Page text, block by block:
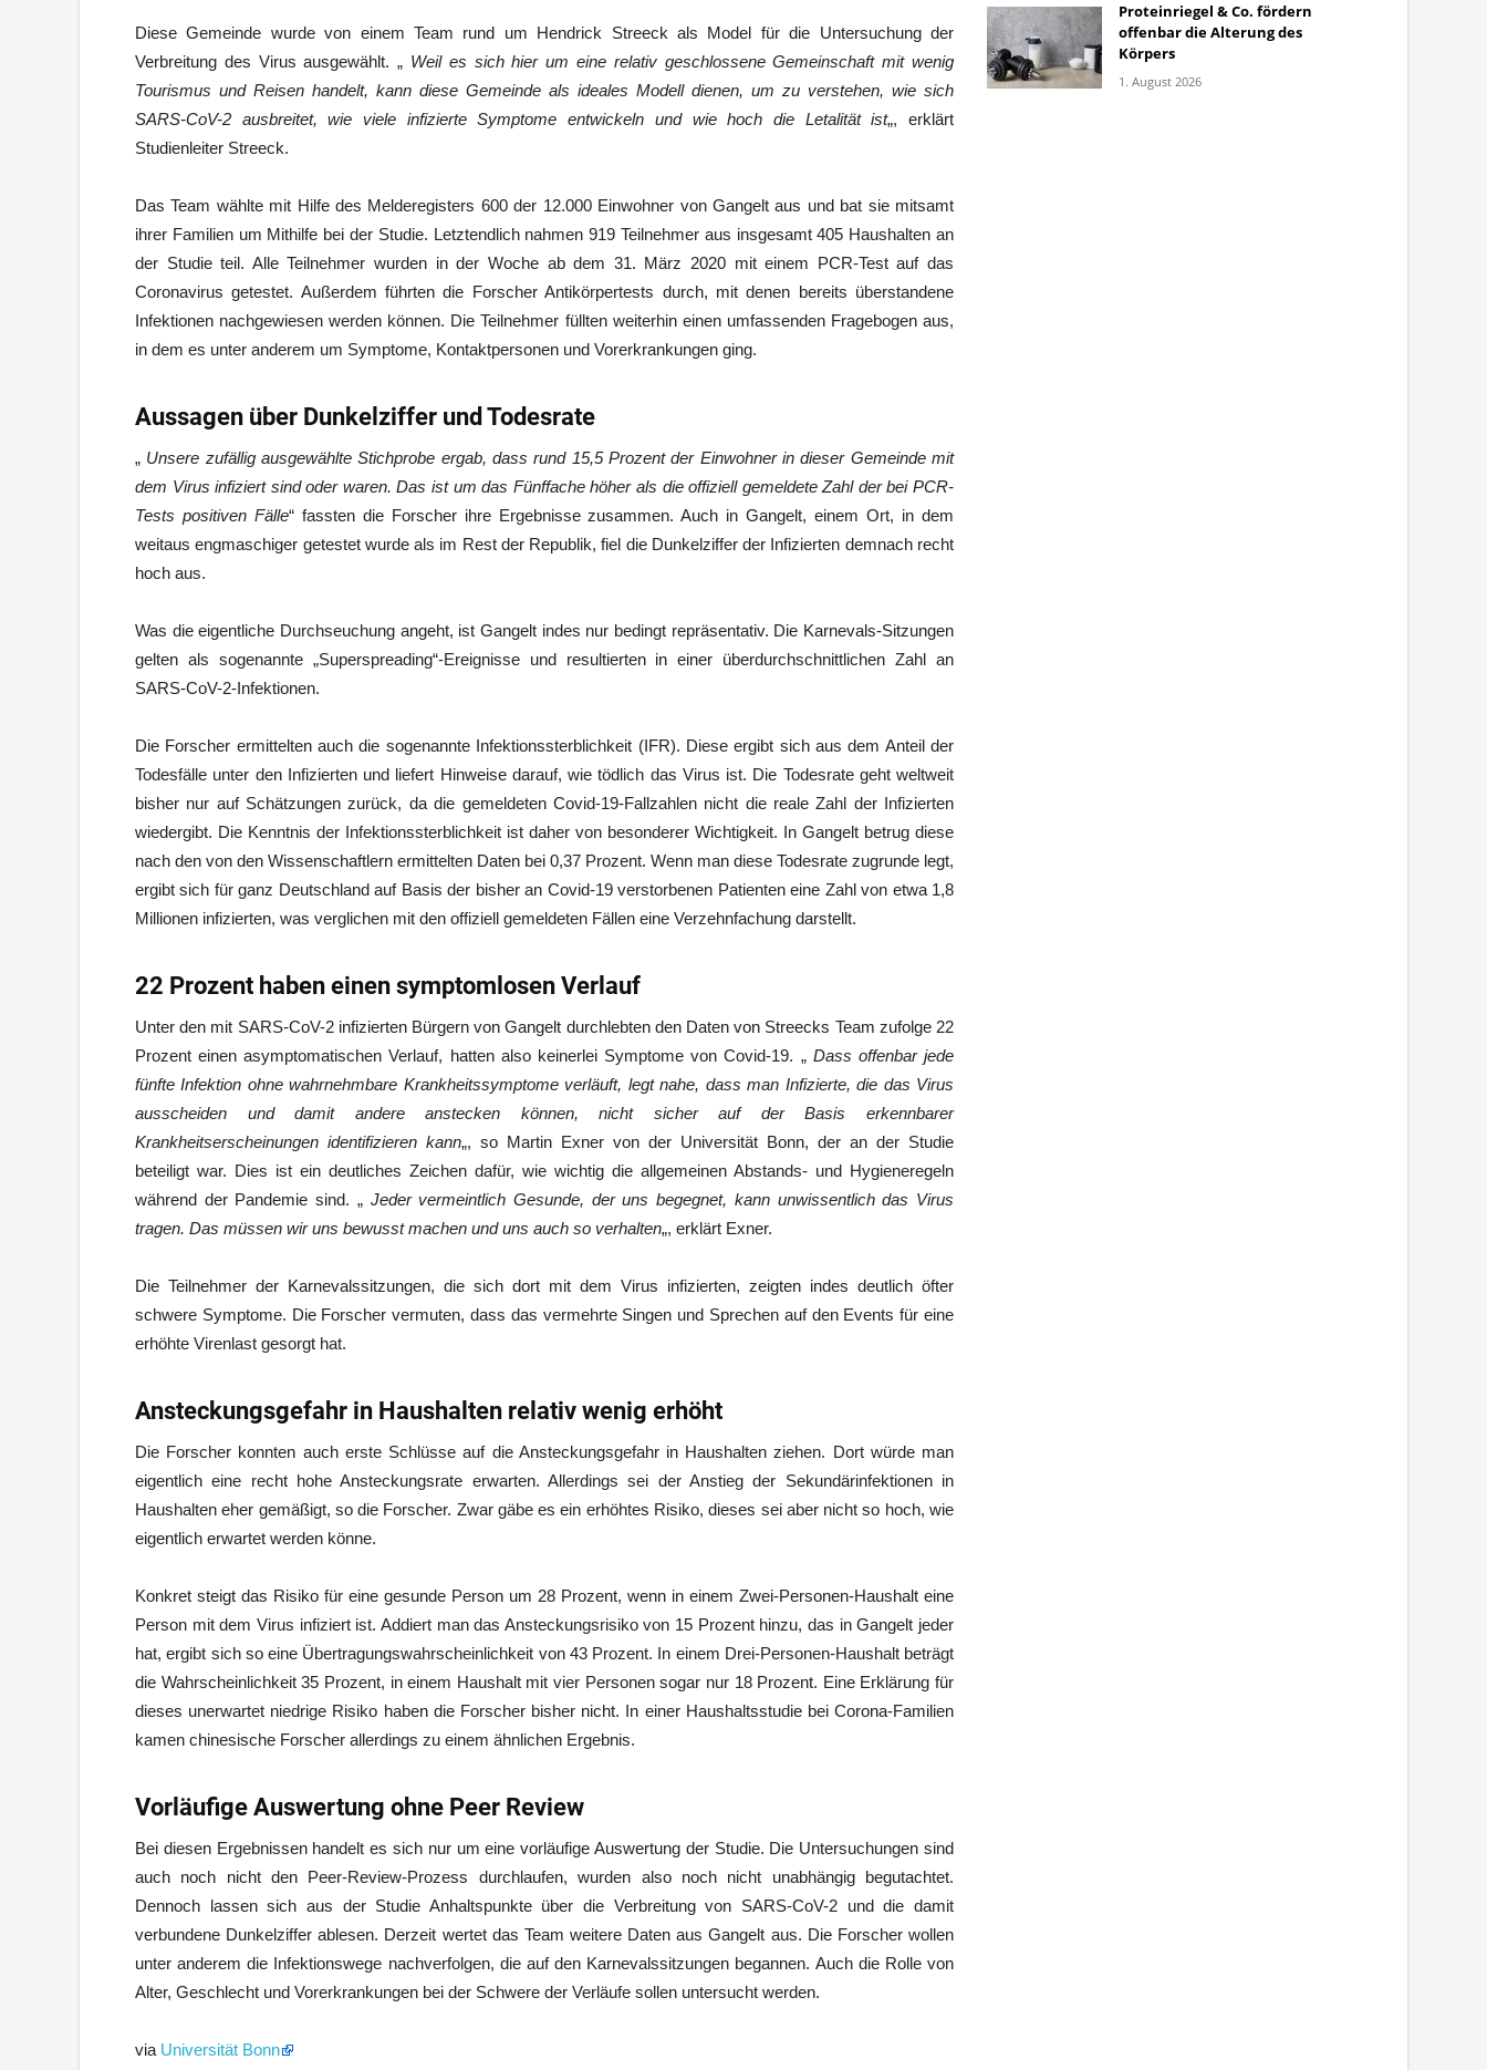
Diese Gemeinde wurde von einem Team rund um Hendrick Streeck als Model für die Untersuchung der
Verbreitung des Virus ausgewählt. „ Weil es sich hier um eine relativ geschlossene Gemeinschaft mit wenig
Tourismus und Reisen handelt, kann diese Gemeinde als ideales Modell dienen, um zu verstehen, wie sich
SARS-CoV-2 ausbreitet, wie viele infizierte Symptome entwickeln und wie hoch die Letalität ist„, erklärt
Studienleiter Streeck.
Das Team wählte mit Hilfe des Melderegisters 600 der 12.000 Einwohner von Gangelt aus und bat sie mitsamt
ihrer Familien um Mithilfe bei der Studie. Letztendlich nahmen 919 Teilnehmer aus insgesamt 405 Haushalten an
der Studie teil. Alle Teilnehmer wurden in der Woche ab dem 31. März 2020 mit einem PCR-Test auf das
Coronavirus getestet. Außerdem führten die Forscher Antikörpertests durch, mit denen bereits überstandene
Infektionen nachgewiesen werden können. Die Teilnehmer füllten weiterhin einen umfassenden Fragebogen aus,
in dem es unter anderem um Symptome, Kontaktpersonen und Vorerkrankungen ging.
Aussagen über Dunkelziffer und Todesrate
„ Unsere zufällig ausgewählte Stichprobe ergab, dass rund 15,5 Prozent der Einwohner in dieser Gemeinde mit
dem Virus infiziert sind oder waren. Das ist um das Fünffache höher als die offiziell gemeldete Zahl der bei PCR-
Tests positiven Fälle“ fassten die Forscher ihre Ergebnisse zusammen. Auch in Gangelt, einem Ort, in dem
weitaus engmaschiger getestet wurde als im Rest der Republik, fiel die Dunkelziffer der Infizierten demnach recht
hoch aus.
Was die eigentliche Durchseuchung angeht, ist Gangelt indes nur bedingt repräsentativ. Die Karnevals-Sitzungen
gelten als sogenannte „Superspreading“-Ereignisse und resultierten in einer überdurchschnittlichen Zahl an
SARS-CoV-2-Infektionen.
Die Forscher ermittelten auch die sogenannte Infektionssterblichkeit (IFR). Diese ergibt sich aus dem Anteil der
Todesfälle unter den Infizierten und liefert Hinweise darauf, wie tödlich das Virus ist. Die Todesrate geht weltweit
bisher nur auf Schätzungen zurück, da die gemeldeten Covid-19-Fallzahlen nicht die reale Zahl der Infizierten
wiedergibt. Die Kenntnis der Infektionssterblichkeit ist daher von besonderer Wichtigkeit. In Gangelt betrug diese
nach den von den Wissenschaftlern ermittelten Daten bei 0,37 Prozent. Wenn man diese Todesrate zugrunde legt,
ergibt sich für ganz Deutschland auf Basis der bisher an Covid-19 verstorbenen Patienten eine Zahl von etwa 1,8
Millionen infizierten, was verglichen mit den offiziell gemeldeten Fällen eine Verzehnfachung darstellt.
22 Prozent haben einen symptomlosen Verlauf
Unter den mit SARS-CoV-2 infizierten Bürgern von Gangelt durchlebten den Daten von Streecks Team zufolge 22
Prozent einen asymptomatischen Verlauf, hatten also keinerlei Symptome von Covid-19. „Dass offenbar jede
fünfte Infektion ohne wahrnehmbare Krankheitssymptome verläuft, legt nahe, dass man Infizierte, die das Virus
ausscheiden und damit andere anstecken können, nicht sicher auf der Basis erkennbarer
Krankheitserscheinungen identifizieren kann„, so Martin Exner von der Universität Bonn, der an der Studie
beteiligt war. Dies ist ein deutliches Zeichen dafür, wie wichtig die allgemeinen Abstands- und Hygieneregeln
während der Pandemie sind. „Jeder vermeintlich Gesunde, der uns begegnet, kann unwissentlich das Virus
tragen. Das müssen wir uns bewusst machen und uns auch so verhalten„, erklärt Exner.
Die Teilnehmer der Karnevalssitzungen, die sich dort mit dem Virus infizierten, zeigten indes deutlich öfter
schwere Symptome. Die Forscher vermuten, dass das vermehrte Singen und Sprechen auf den Events für eine
erhöhte Virenlast gesorgt hat.
Ansteckungsgefahr in Haushalten relativ wenig erhöht
Die Forscher konnten auch erste Schlüsse auf die Ansteckungsgefahr in Haushalten ziehen. Dort würde man
eigentlich eine recht hohe Ansteckungsrate erwarten. Allerdings sei der Anstieg der Sekundärinfektionen in
Haushalten eher gemäßigt, so die Forscher. Zwar gäbe es ein erhöhtes Risiko, dieses sei aber nicht so hoch, wie
eigentlich erwartet werden könne.
Konkret steigt das Risiko für eine gesunde Person um 28 Prozent, wenn in einem Zwei-Personen-Haushalt eine
Person mit dem Virus infiziert ist. Addiert man das Ansteckungsrisiko von 15 Prozent hinzu, das in Gangelt jeder
hat, ergibt sich so eine Übertragungswahrscheinlichkeit von 43 Prozent. In einem Drei-Personen-Haushalt beträgt
die Wahrscheinlichkeit 35 Prozent, in einem Haushalt mit vier Personen sogar nur 18 Prozent. Eine Erklärung für
dieses unerwartet niedrige Risiko haben die Forscher bisher nicht. In einer Haushaltsstudie bei Corona-Familien
kamen chinesische Forscher allerdings zu einem ähnlichen Ergebnis.
Vorläufige Auswertung ohne Peer Review
Bei diesen Ergebnissen handelt es sich nur um eine vorläufige Auswertung der Studie. Die Untersuchungen sind
auch noch nicht den Peer-Review-Prozess durchlaufen, wurden also noch nicht unabhängig begutachtet.
Dennoch lassen sich aus der Studie Anhaltspunkte über die Verbreitung von SARS-CoV-2 und die damit
verbundene Dunkelziffer ablesen. Derzeit wertet das Team weitere Daten aus Gangelt aus. Die Forscher wollen
unter anderem die Infektionswege nachverfolgen, die auf den Karnevalssitzungen begannen. Auch die Rolle von
Alter, Geschlecht und Vorerkrankungen bei der Schwere der Verläufe sollen untersucht werden.
via Universität Bonn
Proteinriegel & Co. fördern
offenbar die Alterung des
Körpers
1. August 2026